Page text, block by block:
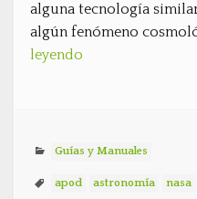
alguna tecnología
algún fenómeno
leyendo
Guías y Manuales
apod astronomía nasa